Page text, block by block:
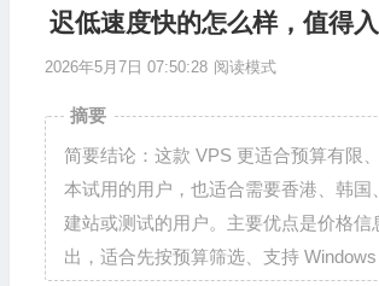
迟低速度快的怎么样，值得
2026年5月7日 07:50:28 阅读模式
摘要
简要结论：这款 VPS 更适合预算有限
本试用的用户，也适合需要香港、韩国
建站或测试的用户。主要优点是价格信
出，适合先按预算筛选、支持 Windows